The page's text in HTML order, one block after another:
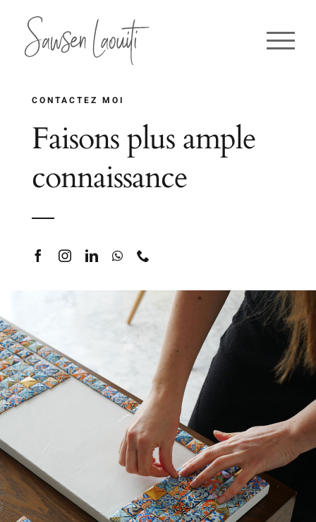
contenu
CONTACTEZ MOI
Faisons plus ample
connaissance